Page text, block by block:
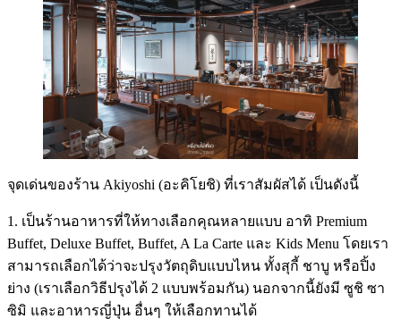
จุดเด่นของร้าน Akiyoshi (อะคิโยชิ) ที่เราสัมผัสได้ เป็นดังนี้
1. เป็นร้านอาหารที่ให้ทางเลือกคุณหลายแบบ อาทิ Premium
Buffet, Deluxe Buffet, Buffet, A La Carte และ Kids Menu โดยเรา
สามารถเลือกได้ว่าจะปรุงวัตถุดิบแบบไหน ทั้งสุกี้ ชาบู หรือปิ้ง
ย่าง (เราเลือกวิธีปรุงได้ 2 แบบพร้อมกัน) นอกจากนี้ยังมี ซูชิ ซา
ซิมิ และอาหารญี่ปุ่น อื่นๆ ให้เลือกทานได้